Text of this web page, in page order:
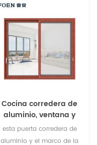
sellado y el desempeño
antirrobo de seguridad es
de puertas para satisfacer
diferentes necesidades
arquitectónicas.
Cocina corredera de
aluminio, ventana y
puerta.
esta puerta corredera de
aluminio y el marco de la